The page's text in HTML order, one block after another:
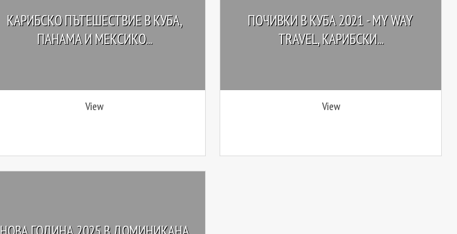
КАРИБСКО ПЪТЕШЕСТВИЕ В КУБА,
ПАНАМА И МЕКСИКО...
View
ПОЧИВКИ В КУБА 2021 - MY WAY
TRAVEL, КАРИБСКИ...
View